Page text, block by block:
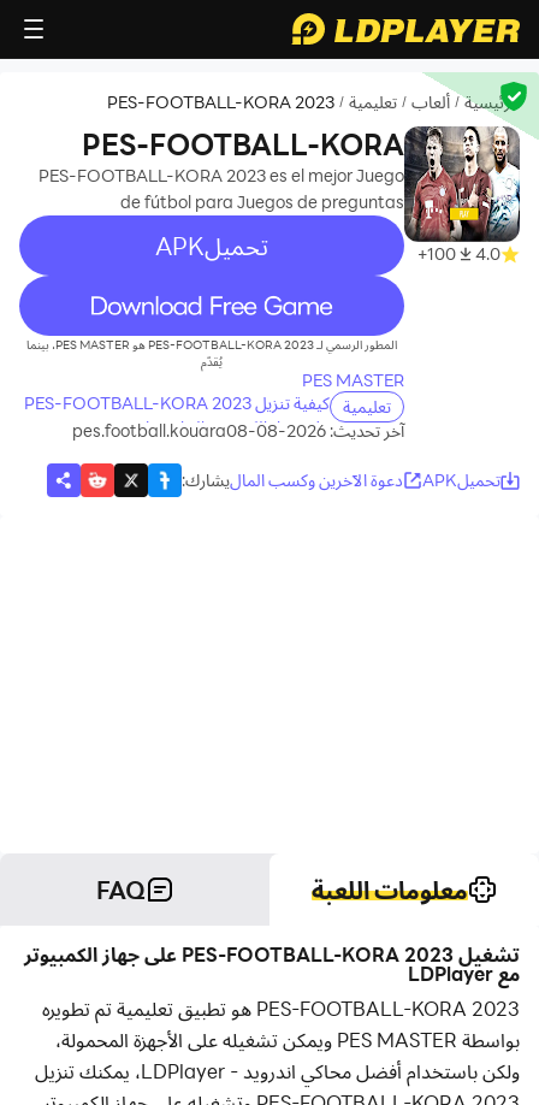
الرئيسية / ألعاب / تعليمية /
PES-FOOTBALL-KORA 2023
4.0
100+
PES-FOOTBALL-KORA
2023
PES-FOOTBALL-KORA 2023 es el mejor Juego
de fútbol para Juegos de preguntas
تحميلAPK
recommend
المطور الرسمي لـ PES-FOOTBALL-KORA 2023 هو PES MASTER، بينما
يُقدّم
PES MASTER
تعليمية
كيفية تنزيل PES-FOOTBALL-KORA 2023
على جهاز الكمبيوتر الخاص بك آخر تحديث: 2026-08-08 pes.football.kouara
تحميلAPK دعوة الآخرين وكسب الماليشارك:
معلومات اللعبة FAQ
تشغيل PES-FOOTBALL-KORA 2023 على جهاز الكمبيوتر
مع LDPlayer
PES-FOOTBALL-KORA 2023 هو تطبيق تعليمية تم تطويره
بواسطة PES MASTER ويمكن تشغيله على الأجهزة المحمولة،
ولكن باستخدام أفضل محاكي اندرويد - LDPlayer، يمكنك تنزيل